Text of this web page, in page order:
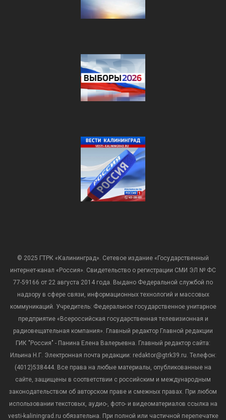
© 2025 ГТРК «Калининград». Сетевое издание «Государственный
интернет-канал «Россия». Свидетельство о регистрации СМИ ЭЛ № ФС
77-59166 от 22 августа 2014 года. Выдано Федеральной службой по
надзору в сфере связи, информационных технологий и массовых
коммуникаций. Учредитель: Федеральное государственное унитарное
предприятие «Всероссийская государственная телевизионная и
радиовещательная компания». Главный редактор Главной редакции
ГИК "Россия" - Панина Елена Валерьевна. Главный редактор сайта:
Ильина Н.Г. Электронная почта редакции: redaktor@gtrk39.ru. Телефон:
(4012)538444. Все права на любые материалы, опубликованные на
сайте, защищены в соответствии с российским и международным
законодательством об авторском праве и смежных правах. При любом
использовании текстовых, аудио-, фото- и видеоматериалов ссылка на
vesti-kaliningrad.ru обязательна. При полной или частичной перепечатке